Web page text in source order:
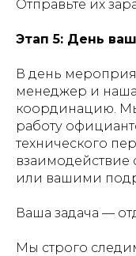
Отправьте их
Этап 5: День
В день
менеджер и наша
координацию.
работу
технического
или вашими
Ваша задача —
Мы строго